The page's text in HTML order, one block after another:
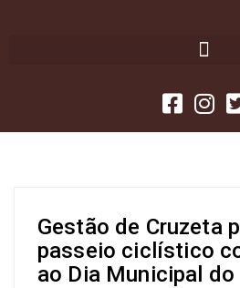
Gestão de Cruzeta
passeio ciclístico
ao Dia Municipal